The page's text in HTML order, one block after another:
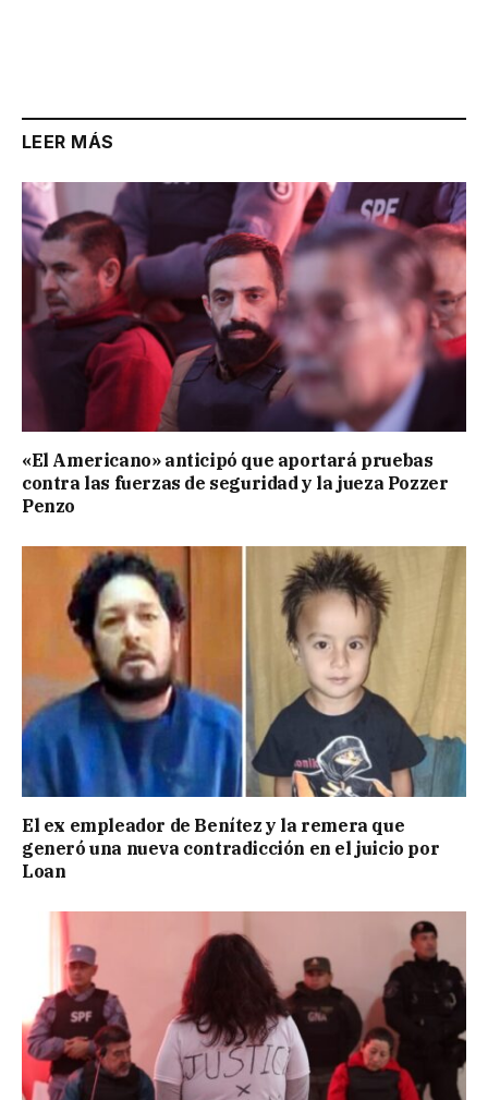
LEER MÁS
«El Americano» anticipó que aportará pruebas
contra las fuerzas de seguridad y la jueza Pozzer
Penzo
El ex empleador de Benítez y la remera que
generó una nueva contradicción en el juicio por
Loan